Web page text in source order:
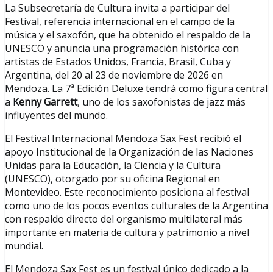
La Subsecretaría de Cultura invita a participar del
Festival, referencia internacional en el campo de la
música y el saxofón, que ha obtenido el respaldo de la
UNESCO y anuncia una programación histórica con
artistas de Estados Unidos, Francia, Brasil, Cuba y
Argentina, del 20 al 23 de noviembre de 2026 en
Mendoza. La 7ª Edición Deluxe tendrá como figura central
a Kenny Garrett, uno de los saxofonistas de jazz más
influyentes del mundo.
El Festival Internacional Mendoza Sax Fest recibió el
apoyo Institucional de la Organización de las Naciones
Unidas para la Educación, la Ciencia y la Cultura
(UNESCO), otorgado por su oficina Regional en
Montevideo. Este reconocimiento posiciona al festival
como uno de los pocos eventos culturales de la Argentina
con respaldo directo del organismo multilateral más
importante en materia de cultura y patrimonio a nivel
mundial.
El Mendoza Sax Fest es un festival único dedicado a la